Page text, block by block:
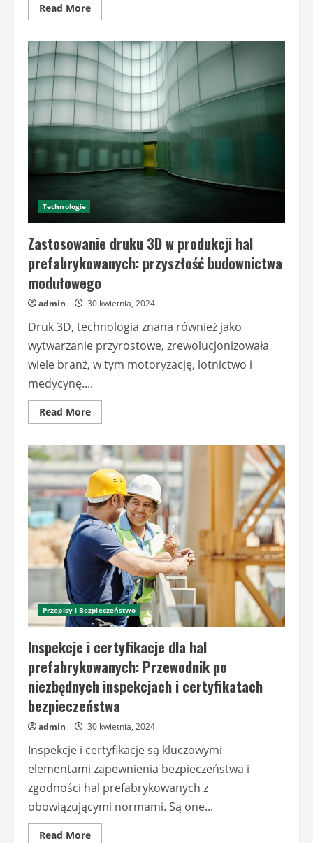
Read MoreRead
more
zielone
w
halach
prefabrykowanych:
Rozwiązania
wspierające
zrównoważony
rozwój
Technologie
Zastosowanie druku 3D w produkcji hal
prefabrykowanych: przyszłość budownictwa
modułowego
admin 30 kwietnia, 2024
Druk 3D, technologia znana również jako
wytwarzanie przyrostowe, zrewolucjonizowała
wiele branż, w tym motoryzację, lotnictwo i
medycynę....
Read MoreRead
more
druku
3D
w
produkcji
hal
prefabrykowanych:
przyszłość
budownictwa
modułowego
Przepisy i Bezpieczeństwo
Inspekcje i certyfikacje dla hal
prefabrykowanych: Przewodnik po
niezbędnych inspekcjach i certyfikatach
bezpieczeństwa
admin 30 kwietnia, 2024
Inspekcje i certyfikacje są kluczowymi
elementami zapewnienia bezpieczeństwa i
zgodności hal prefabrykowanych z
obowiązującymi normami. Są one...
Read MoreRead